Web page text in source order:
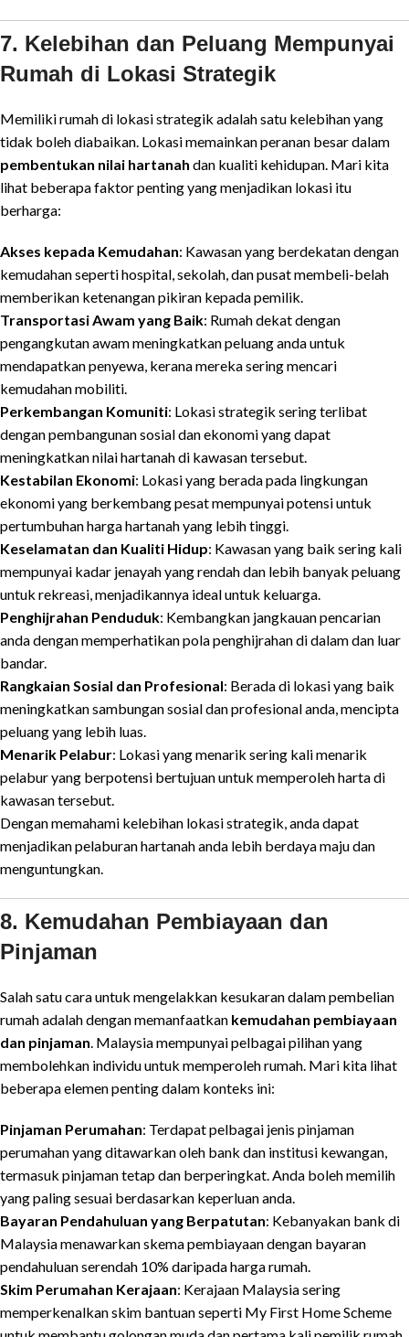
7. Kelebihan dan Peluang Mempunyai
Rumah di Lokasi Strategik
Memiliki rumah di lokasi strategik adalah satu kelebihan yang
tidak boleh diabaikan. Lokasi memainkan peranan besar dalam
pembentukan nilai hartanah dan kualiti kehidupan. Mari kita
lihat beberapa faktor penting yang menjadikan lokasi itu
berharga:
Akses kepada Kemudahan: Kawasan yang berdekatan dengan
kemudahan seperti hospital, sekolah, dan pusat membeli-belah
memberikan ketenangan pikiran kepada pemilik.
Transportasi Awam yang Baik: Rumah dekat dengan
pengangkutan awam meningkatkan peluang anda untuk
mendapatkan penyewa, kerana mereka sering mencari
kemudahan mobiliti.
Perkembangan Komuniti: Lokasi strategik sering terlibat
dengan pembangunan sosial dan ekonomi yang dapat
meningkatkan nilai hartanah di kawasan tersebut.
Kestabilan Ekonomi: Lokasi yang berada pada lingkungan
ekonomi yang berkembang pesat mempunyai potensi untuk
pertumbuhan harga hartanah yang lebih tinggi.
Keselamatan dan Kualiti Hidup: Kawasan yang baik sering kali
mempunyai kadar jenayah yang rendah dan lebih banyak peluang
untuk rekreasi, menjadikannya ideal untuk keluarga.
Penghijrahan Penduduk: Kembangkan jangkauan pencarian
anda dengan memperhatikan pola penghijrahan di dalam dan luar
bandar.
Rangkaian Sosial dan Profesional: Berada di lokasi yang baik
meningkatkan sambungan sosial dan profesional anda, mencipta
peluang yang lebih luas.
Menarik Pelabur: Lokasi yang menarik sering kali menarik
pelabur yang berpotensi bertujuan untuk memperoleh harta di
kawasan tersebut.
Dengan memahami kelebihan lokasi strategik, anda dapat
menjadikan pelaburan hartanah anda lebih berdaya maju dan
menguntungkan.
8. Kemudahan Pembiayaan dan
Pinjaman
Salah satu cara untuk mengelakkan kesukaran dalam pembelian
rumah adalah dengan memanfaatkan kemudahan pembiayaan
dan pinjaman . Malaysia mempunyai pelbagai pilihan yang
membolehkan individu untuk memperoleh rumah. Mari kita lihat
beberapa elemen penting dalam konteks ini:
Pinjaman Perumahan: Terdapat pelbagai jenis pinjaman
perumahan yang ditawarkan oleh bank dan institusi kewangan,
termasuk pinjaman tetap dan berperingkat. Anda boleh memilih
yang paling sesuai berdasarkan keperluan anda.
Bayaran Pendahuluan yang Berpatutan: Kebanyakan bank di
Malaysia menawarkan skema pembiayaan dengan bayaran
pendahuluan serendah 10% daripada harga rumah.
Skim Perumahan Kerajaan: Kerajaan Malaysia sering
memperkenalkan skim bantuan seperti My First Home Scheme